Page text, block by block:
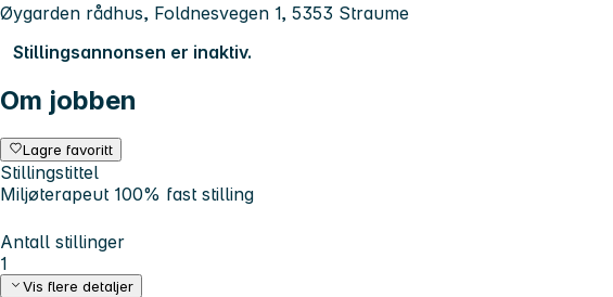
Øygarden rådhus, Foldnesvegen 1, 5353 Straume
Stillingsannonsen er inaktiv.
Om jobben
Lagre favoritt
Stillingstittel
Miljøterapeut 100% fast stilling
Antall stillinger
1
Vis flere detaljer